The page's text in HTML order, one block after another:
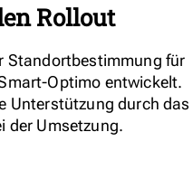
Rollout
Standortbestimmung für
Optimo entwickelt.
Unterstützung durch das
der Umsetzung.